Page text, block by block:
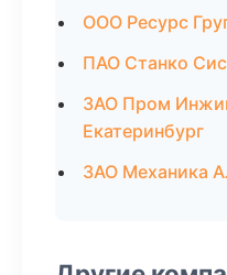
ООО Ресурс
ПАО Станко
ЗАО Пром
Екатеринбург
ЗАО Механика